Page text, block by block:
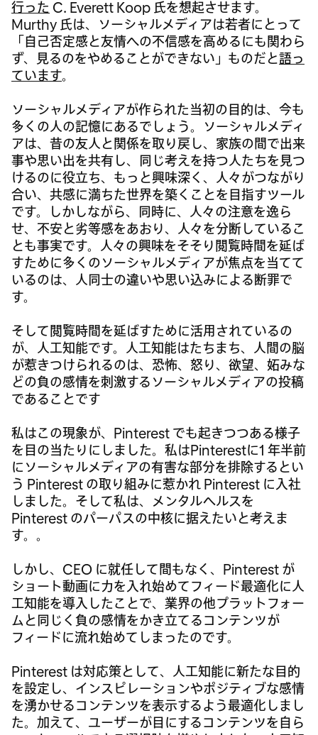
行った C. Everett Koop 氏を想起させます。
Murthy 氏は、ソーシャルメディアは若者にとって
「自己否定感と友情への不信感を高めるにも関わら
ず、見るのをやめることができない」ものだと語っ
ています。
ソーシャルメディアが作られた当初の目的は、今も
多くの人の記憶にあるでしょう。ソーシャルメディ
アは、昔の友人と関係を取り戻し、家族の間で出来
事や思い出を共有し、同じ考えを持つ人たちを見つ
けるのに役立ち、もっと興味深く、人々がつながり
合い、共感に満ちた世界を築くことを目指すツール
です。しかしながら、同時に、人々の注意を逸ら
せ、不安と劣等感をあおり、人々を分断しているこ
とも事実です。人々の興味をそそり閲覧時間を延ば
すために多くのソーシャルメディアが焦点を当てて
いるのは、人同士の違いや思い込みによる断罪で
す。
そして閲覧時間を延ばすために活用されているの
が、人工知能です。人工知能はたちまち、人間の脳
が惹きつけられるのは、恐怖、怒り、欲望、妬みな
どの負の感情を刺激するソーシャルメディアの投稿
であることです
私はこの現象が、Pinterest でも起きつつある様子
を目の当たりにしました。私はPinterestに1 年半前
にソーシャルメディアの有害な部分を排除するとい
う Pinterest の取り組みに惹かれ Pinterest に入社
しました。そして私は、メンタルヘルスを
Pinterest のパーパスの中核に据えたいと考えま
す。。
しかし、CEO に就任して間もなく、Pinterest が
ショート動画に力を入れ始めてフィード最適化に人
工知能を導入したことで、業界の他プラットフォー
ムと同じく負の感情をかき立てるコンテンツが
フィードに流れ始めてしまったのです。
Pinterest は対応策として、人工知能に新たな目的
を設定し、インスピレーションやポジティブな感情
を湧かせるコンテンツを表示するよう最適化しまし
た。加えて、ユーザーが目にするコンテンツを自ら